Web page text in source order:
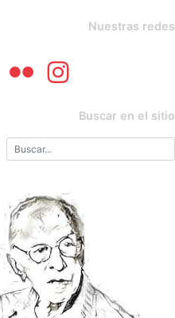
Nuestras redes
Buscar en el sitio